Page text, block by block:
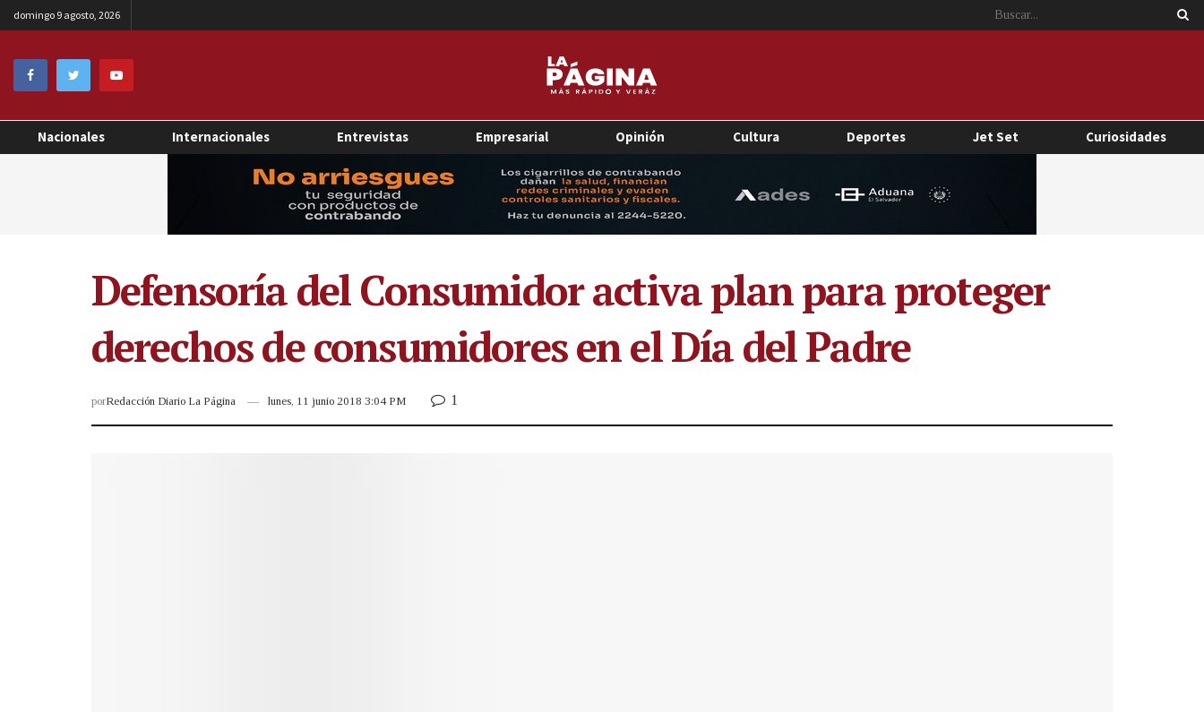
domingo 9 agosto, 2026
Nacionales Internacionales Entrevistas Empresarial Opinión Cultura Deportes Jet Set Curiosidades
Defensoría del Consumidor activa plan para proteger
derechos de consumidores en el Día del Padre
porRedacción Diario La Página lunes, 11 junio 2018 3:04 PM 1